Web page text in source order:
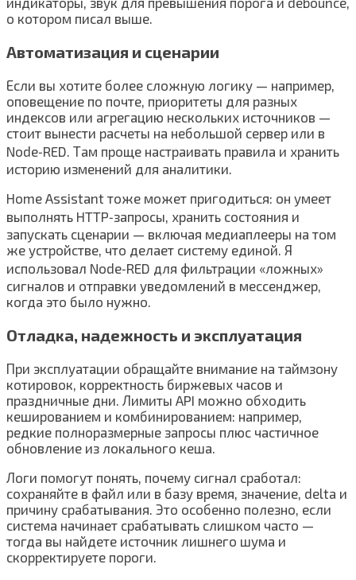
о котором писал выше.
Автоматизация и сценарии
Если вы хотите более сложную логику — например,
оповещение по почте, приоритеты для разных
индексов или агрегацию нескольких источников —
стоит вынести расчеты на небольшой сервер или в
Node‑RED. Там проще настраивать правила и хранить
историю изменений для аналитики.
Home Assistant тоже может пригодиться: он умеет
выполнять HTTP‑запросы, хранить состояния и
запускать сценарии — включая медиаплееры на том
же устройстве, что делает систему единой. Я
использовал Node‑RED для фильтрации «ложных»
сигналов и отправки уведомлений в мессенджер,
когда это было нужно.
Отладка, надежность и эксплуатация
При эксплуатации обращайте внимание на таймзону
котировок, корректность биржевых часов и
праздничные дни. Лимиты API можно обходить
кешированием и комбинированием: например,
редкие полноразмерные запросы плюс частичное
обновление из локального кеша.
Логи помогут понять, почему сигнал сработал:
сохраняйте в файл или в базу время, значение, delta и
причину срабатывания. Это особенно полезно, если
система начинает срабатывать слишком часто —
тогда вы найдете источник лишнего шума и
скорректируете пороги.